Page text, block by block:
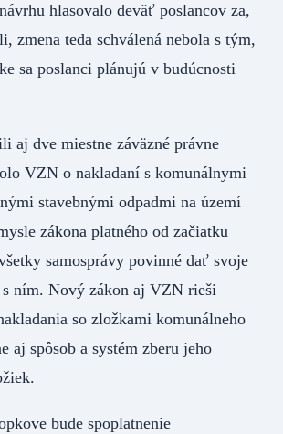
hlasovalo deväť poslancov za,
zmena teda schválená nebola s tým,
sa poslanci plánujú v budúcnosti
aj dve miestne záväzné právne
VZN o nakladaní s komunálnymi
stavebnými odpadmi na území
zákona platného od začiatku
samosprávy povinné dať svoje
ním. Nový zákon aj VZN rieši
so zložkami komunálneho
aj spôsob a systém zberu jeho
bude spoplatnenie